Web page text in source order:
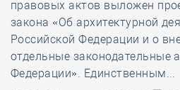
правовых актов выложен
закона «Об архитектурной
Российской Федерации и о
отдельные законодательные
Федерации». Единственным...